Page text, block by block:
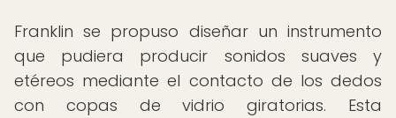
Franklin se propuso diseñar un instrumento
que pudiera producir sonidos suaves y
etéreos mediante el contacto de los dedos
con copas de vidrio giratorias. Esta